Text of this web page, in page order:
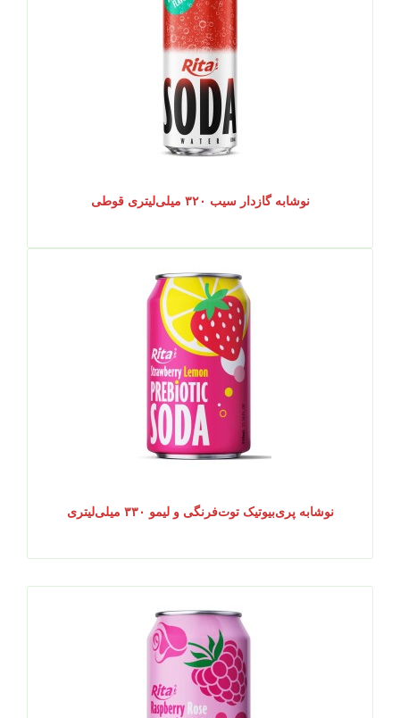
نوشابه گازدار سیب ۳۲۰ میلی‌لیتری قوطی
نوشابه پری‌بیوتیک توت‌فرنگی و لیمو ۳۳۰ میلی‌لیتری